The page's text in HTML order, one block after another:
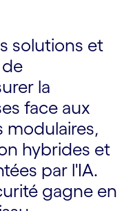
solutions et
la
face aux
modulaires,
hybrides et
par l'IA.
gagne en